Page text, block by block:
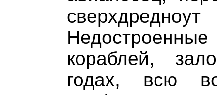
кораблей,
годах, всю